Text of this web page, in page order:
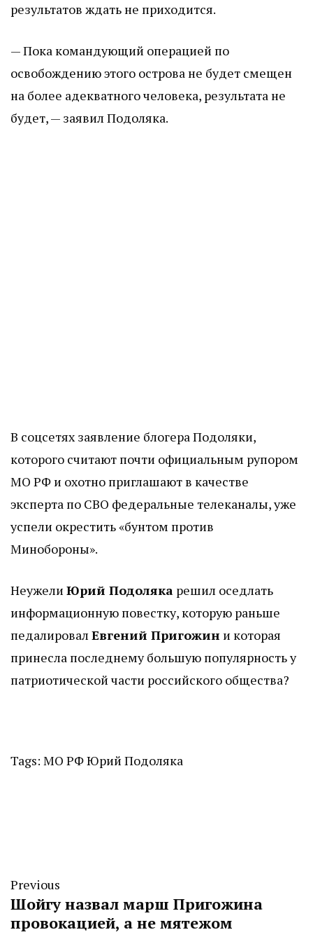
результатов ждать не приходится.
— Пока командующий операцией по
освобождению этого острова не будет смещен
на более адекватного человека, результата не
будет, — заявил Подоляка.
В соцсетях заявление блогера Подоляки,
которого считают почти официальным рупором
МО РФ и охотно приглашают в качестве
эксперта по СВО федеральные телеканалы, уже
успели окрестить «бунтом против
Минобороны».
Неужели Юрий Подоляка решил оседлать
информационную повестку, которую раньше
педалировал Евгений Пригожин и которая
принесла последнему большую популярность у
патриотической части российского общества?
Tags: МО РФЮрий Подоляка
Previous
Шойгу назвал марш Пригожина
провокацией, а не мятежом